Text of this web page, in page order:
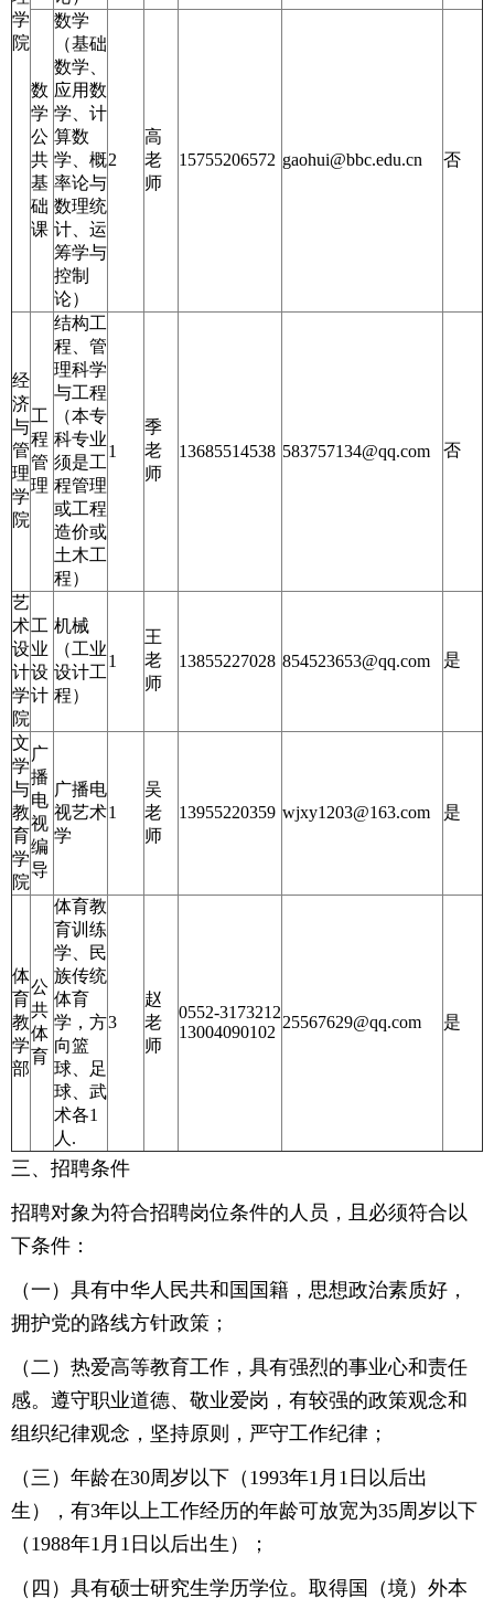
学
院
数
学
公
共
基
础
课
数学
（基础
数学、
应用数
学、计
算数
学、概
率论与
数理统
计、运
筹学与
控制
论）
2
高
老
师
15755206572 gaohui@bbc.edu.cn 否
经
济
与
管
理
学
院
工
程
管
理
结构工
程、管
理科学
与工程
（本专
科专业
须是工
程管理
或工程
造价或
土木工
程）
1
季
老
师
13685514538 583757134@qq.com 否
艺
术
设
计
学
院
工
业
设
计
机械
（工业
设计工
程）
1
王
老
师
13855227028 854523653@qq.com 是
文
学
与
教
育
学
院
广
播
电
视
编
导
广播电
视艺术
学
1
吴
老
师
13955220359 wjxy1203@163.com 是
体
育
教
学
部
公
共
体
育
体育教
育训练
学、民
族传统
体育
学，方
向篮
球、足
球、武
术各1
人.
3
赵
老
师
0552-3173212
13004090102
25567629@qq.com 是
三、招聘条件
招聘对象为符合招聘岗位条件的人员，且必须符合以
下条件：
（一）具有中华人民共和国国籍，思想政治素质好，
拥护党的路线方针政策；
（二）热爱高等教育工作，具有强烈的事业心和责任
感。遵守职业道德、敬业爱岗，有较强的政策观念和
组织纪律观念，坚持原则，严守工作纪律；
（三）年龄在30周岁以下（1993年1月1日以后出
生），有3年以上工作经历的年龄可放宽为35周岁以下
（1988年1月1日以后出生）；
（四）具有硕士研究生学历学位。取得国（境）外本